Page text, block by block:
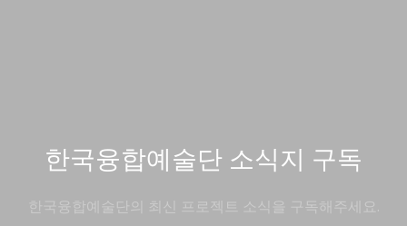
한국융합예술단 소식지 구독
한국융합예술단의 최신 프로젝트 소식을 구독해주세요.